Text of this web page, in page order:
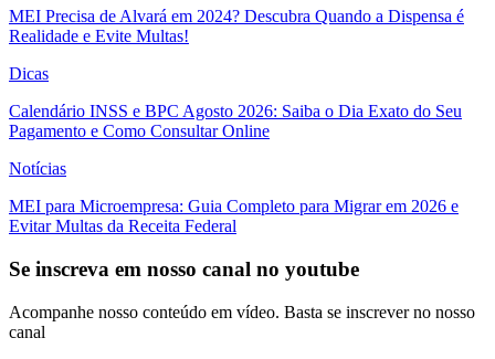
MEI Precisa de Alvará em 2024? Descubra Quando a Dispensa é
Realidade e Evite Multas!
Dicas
Calendário INSS e BPC Agosto 2026: Saiba o Dia Exato do Seu
Pagamento e Como Consultar Online
Notícias
MEI para Microempresa: Guia Completo para Migrar em 2026 e
Evitar Multas da Receita Federal
Se inscreva em nosso canal no youtube
Acompanhe nosso conteúdo em vídeo. Basta se inscrever no nosso
canal